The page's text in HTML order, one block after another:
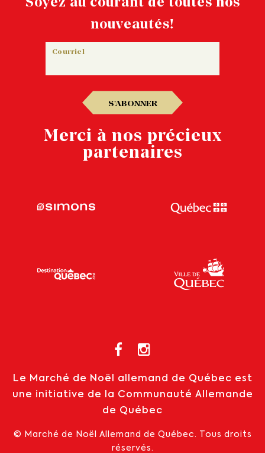
nouveautés!
Courriel
S'ABONNER
Merci à nos précieux
partenaires
Le Marché de Noël allemand de Québec est
une initiative de la Communauté Allemande
de Québec
© Marché de Noël Allemand de Québec. Tous droits
réservés.